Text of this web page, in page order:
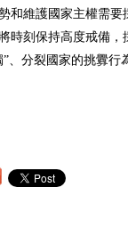
和維護國家主權需要
時刻保持高度戒備
”、分裂國家的挑釁行